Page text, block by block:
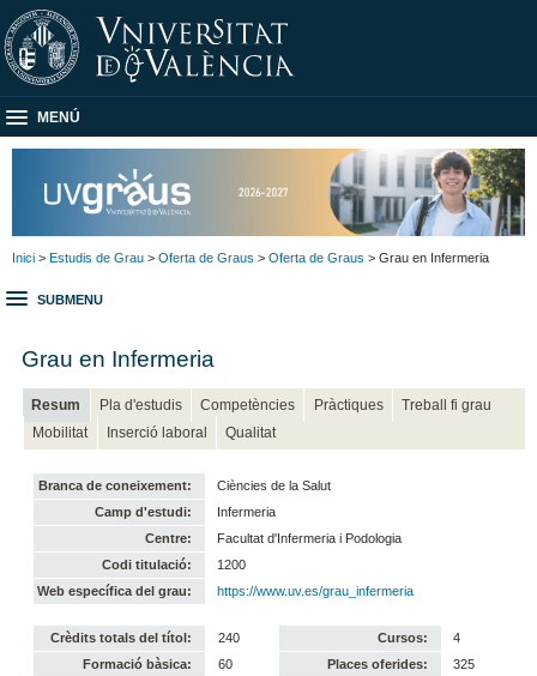
MENÚ
Inici > Estudis de Grau > Oferta de Graus > Oferta de Graus > Grau en Infermeria
SUBMENU
Grau en Infermeria
Resum Pla d'estudis Competències Pràctiques
Treball fi grau
Mobilitat
Inserció laboral Qualitat
Branca de coneixement:
Ciències de la Salut
Camp d'estudi:
Infermeria
Centre:
Facultat d'Infermeria i Podologia
Codi titulació:
1200
Web específica del grau:
https://www.uv.es/grau_infermeria
Crèdits totals del títol:
240
Formació bàsica:
60
Cursos:
4
Places oferides:
325